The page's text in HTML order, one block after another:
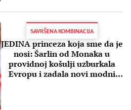
SAVRŠENA KOMBINACIJA
JEDINA princeza koja sme da je
nosi: Šarlin od Monaka u
providnoj košulji uzburkala
Evropu i zadala novi modni